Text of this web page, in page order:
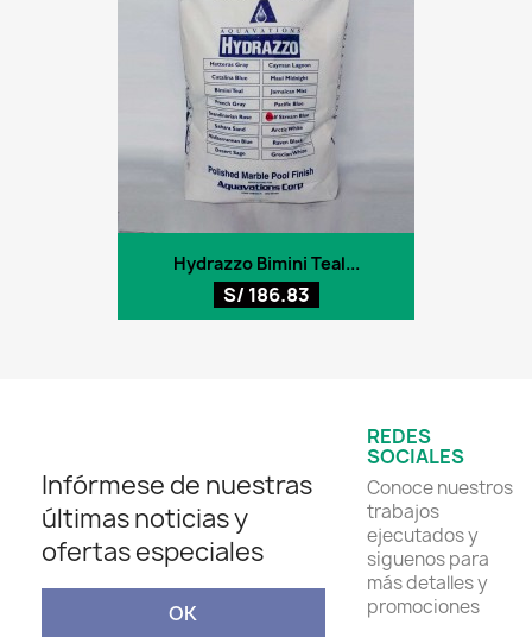
Hydrazzo Bimini Teal...
S/ 186.83
Infórmese de nuestras
últimas noticias y
ofertas especiales
REDES
SOCIALES
Conoce nuestros
trabajos
ejecutados y
siguenos para
más detalles y
promociones